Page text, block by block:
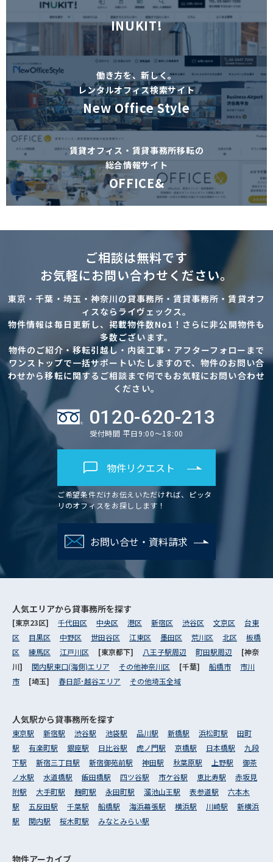
INUKIT!
働き方を、新しく。
レンタルオフィス検索サイト
New Office Style
賃貸オフィス・賃貸事務所移転の
総合情報サイト
OFFICE&
ご相談は無料です
お気軽にお問い合わせください。
東京・千葉・埼玉・神奈川の貸事務所・賃貸事務所・賃貸オフ
ィスならライヴェックス。
物件情報は毎日更新し、掲載物件数No1！さらに非公開物件も
多数ございます。
物件のご紹介・移転引越し・内装工事・アフターフォローまで
ワンストップで一括サポートいたしますので、物件のお問い合
わせから移転に関するご相談まで何でもお気軽にお問い合わせ
ください。
0120-620-213
受付時間 平日9:00～18:00
物件リクエスト
ご希望条件だけお伝えいただければ、ピッタ
リのオフィスをお探しします！
お問い合せ・資料請求
人気エリアから貸事務所を探す
[東京23区] 千代田区 中央区 港区 新宿区 渋谷区 文京区
台東
区
目黒区 中野区 世田谷区 江東区 墨田区 荒川区 北区
板橋
区
練馬区 江戸川区 [東京都下] 八王子駅周辺 町田駅周辺
[神奈
川] 関内駅東口(海側)エリア その他神奈川区 [千葉] 船橋市
市川
市
[埼玉] 春日部･越谷エリア その他埼玉全域
人気駅から貸事務所を探す
東京駅 新宿駅 渋谷駅 池袋駅 品川駅 新橋駅 浜松町駅
田町
駅
有楽町駅 銀座駅 日比谷駅 虎ノ門駅 京橋駅 日本橋駅
九段
下駅
新宿三丁目駅 新宿御苑前駅 神田駅 秋葉原駅 上野駅
御茶
ノ水駅
水道橋駅 飯田橋駅 四ツ谷駅 市ケ谷駅 恵比寿駅
赤坂見
附駅
大手町駅 麹町駅 永田町駅 溜池山王駅 表参道駅
六本木
駅
五反田駅 千葉駅 船橋駅 海浜幕張駅 横浜駅 川崎駅
新横浜
駅
関内駅 桜木町駅 みなとみらい駅
物件アーカイブ